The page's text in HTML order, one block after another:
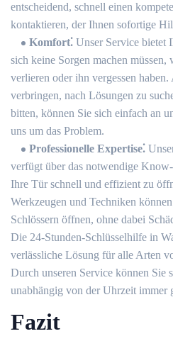
entscheidend, schnell einen
kontaktieren, der Ihnen sofortige
Komfort⁚ Unser Service bietet
sich keine Sorgen machen müssen,
verlieren oder ihn vergessen
verbringen, nach Lösungen zu
bitten, können Sie sich einfach an
uns um das Problem.​
Professionelle Expertise⁚
verfügt über das notwendige
Ihre Tür schnell und effizient zu
Werkzeugen und Techniken
Schlössern öffnen, ohne dabei
Die 24-Stunden-Schlüsselhilfe in
verlässliche Lösung für alle Arten
Durch unseren Service können Sie
unabhängig von der Uhrzeit immer
Fazit